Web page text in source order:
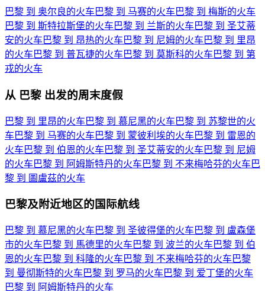
巴黎 到 奥尔良的火车 巴黎 到 马赛的火车 巴黎 到 梅斯的火车
巴黎 到 斯特拉斯堡的火车 巴黎 到 兰斯的火车 巴黎 到 圣艾蒂
安的火车 巴黎 到 昂热的火车 巴黎 到 尼姆的火车 巴黎 到 里昂
的火车 巴黎 到 普瓦捷的火车 巴黎 到 莫斯科的火车 巴黎 到 第
戎的火车
从 巴黎 出发的周末度假
巴黎 到 里昂的火车 巴黎 到 慕尼黑的火车 巴黎 到 苏黎世的火
车 巴黎 到 马赛的火车 巴黎 到 蒙彼利埃的火车 巴黎 到 雷恩的
火车 巴黎 到 伯恩的火车 巴黎 到 圣艾蒂安的火车 巴黎 到 尼姆
的火车 巴黎 到 阿姆斯特丹的火车 巴黎 到 不来梅哈芬的火车 巴
黎 到 圖盧茲的火车
巴黎及附近地区的国际航线
巴黎 到 慕尼黑的火车 巴黎 到 圣彼得堡的火车 巴黎 到 盧森堡
市的火车 巴黎 到 馬德里的火车 巴黎 到 波兰的火车 巴黎 到 伯
恩的火车 巴黎 到 科隆的火车 巴黎 到 不来梅哈芬的火车 巴黎
到 曼彻斯特的火车 巴黎 到 罗马的火车 巴黎 到 爱丁堡的火车
巴黎 到 阿姆斯特丹的火车